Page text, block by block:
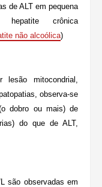
de ALT em pequena
hepatite crônica
não alcoólica)
mitocondrial,
observa-se
dobro ou mais) de
do que de ALT,
são observadas em